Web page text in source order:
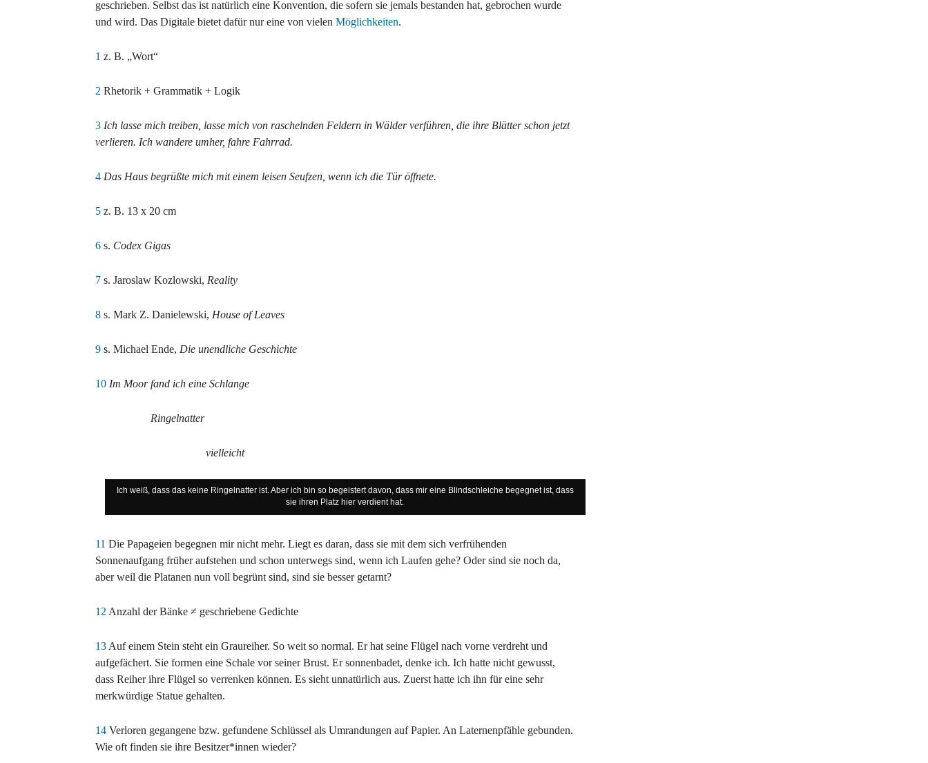
geschrieben. Selbst das ist natürlich eine Konvention, die sofern sie jemals bestanden hat, gebrochen wurde
und wird. Das Digitale bietet dafür nur eine von vielen Möglichkeiten.
1 z. B. „Wort“
2 Rhetorik + Grammatik + Logik
3 Ich lasse mich treiben, lasse mich von raschelnden Feldern in Wälder verführen, die ihre Blätter schon jetzt
verlieren. Ich wandere umher, fahre Fahrrad.
4 Das Haus begrüßte mich mit einem leisen Seufzen, wenn ich die Tür öffnete.
5 z. B. 13 x 20 cm
6 s. Codex Gigas
7 s. Jaroslaw Kozlowski, Reality
8 s. Mark Z. Danielewski, House of Leaves
9 s. Michael Ende, Die unendliche Geschichte
10 Im Moor fand ich eine Schlange
Ringelnatter
vielleicht
Ich weiß, dass das keine Ringelnatter ist. Aber ich bin so begeistert davon, dass mir eine Blindschleiche begegnet ist, dass
sie ihren Platz hier verdient hat.
11 Die Papageien begegnen mir nicht mehr. Liegt es daran, dass sie mit dem sich verfrühenden
Sonnenaufgang früher aufstehen und schon unterwegs sind, wenn ich Laufen gehe? Oder sind sie noch da,
aber weil die Platanen nun voll begrünt sind, sind sie besser getarnt?
12 Anzahl der Bänke ≠ geschriebene Gedichte
13 Auf einem Stein steht ein Graureiher. So weit so normal. Er hat seine Flügel nach vorne verdreht und
aufgefächert. Sie formen eine Schale vor seiner Brust. Er sonnenbadet, denke ich. Ich hatte nicht gewusst,
dass Reiher ihre Flügel so verrenken können. Es sieht unnatürlich aus. Zuerst hatte ich ihn für eine sehr
merkwürdige Statue gehalten.
14 Verloren gegangene bzw. gefundene Schlüssel als Umrandungen auf Papier. An Laternenpfähle gebunden.
Wie oft finden sie ihre Besitzer*innen wieder?